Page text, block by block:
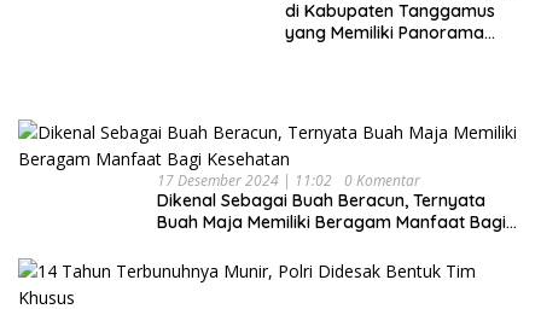
di Kabupaten Tanggamus
yang Memiliki Panorama
17 Desember 2024 | 11:02 0 Komentar
Dikenal Sebagai Buah Beracun, Ternyata
Buah Maja Memiliki Beragam Manfaat Bagi